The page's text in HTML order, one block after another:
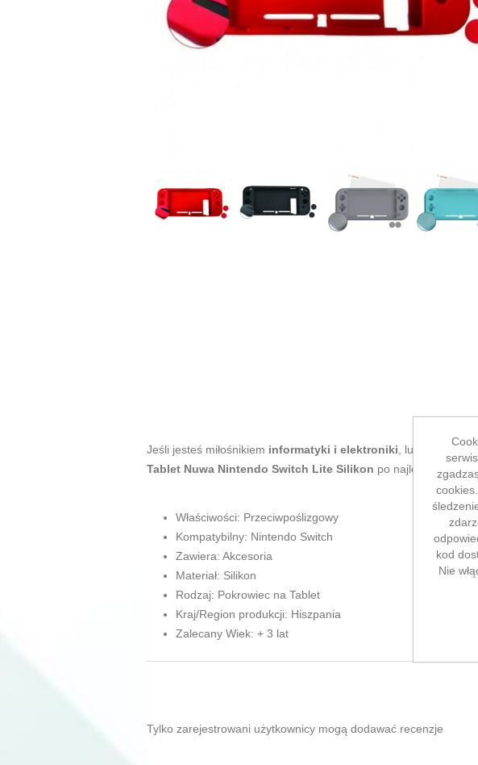
Jeśli jesteś miłośnikiem informatyki i elektroniki, lubisz być na
Tablet Nuwa Nintendo Switch Lite Silikon po najlepszej cenie.
Właściwości: Przeciwpoślizgowy
Kompatybilny: Nintendo Switch
Zawiera: Akcesoria
Materiał: Silikon
Rodzaj: Pokrowiec na Tablet
Kraj/Region produkcji: Hiszpania
Zalecany Wiek: + 3 lat
Tylko zarejestrowani użytkownicy mogą dodawać recenzje
kod
Nie